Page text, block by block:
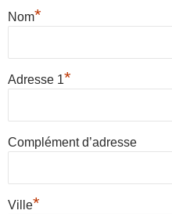
Nom*
Adresse 1*
Complément d’adresse
Ville*